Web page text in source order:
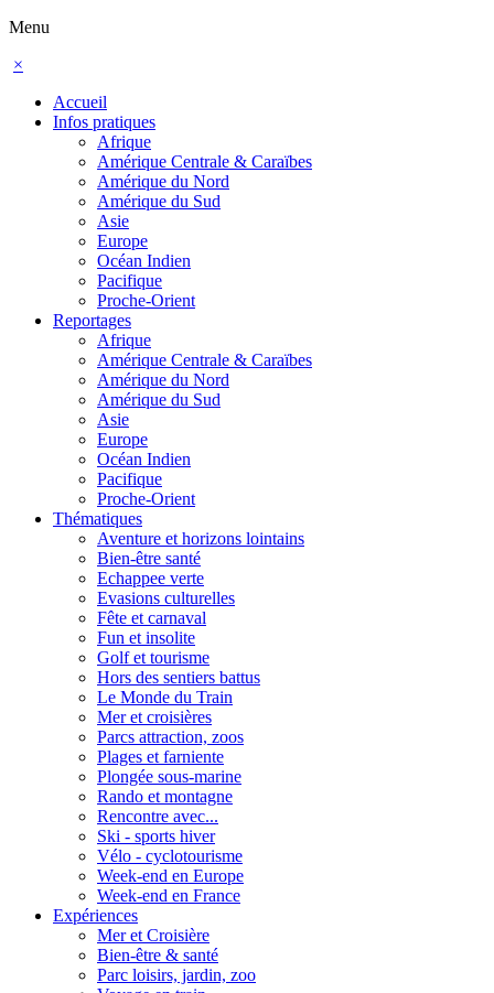
Menu
×
Accueil
Infos pratiques
Afrique
Amérique Centrale & Caraïbes
Amérique du Nord
Amérique du Sud
Asie
Europe
Océan Indien
Pacifique
Proche-Orient
Reportages
Afrique
Amérique Centrale & Caraïbes
Amérique du Nord
Amérique du Sud
Asie
Europe
Océan Indien
Pacifique
Proche-Orient
Thématiques
Aventure et horizons lointains
Bien-être santé
Echappee verte
Evasions culturelles
Fête et carnaval
Fun et insolite
Golf et tourisme
Hors des sentiers battus
Le Monde du Train
Mer et croisières
Parcs attraction, zoos
Plages et farniente
Plongée sous-marine
Rando et montagne
Rencontre avec...
Ski - sports hiver
Vélo - cyclotourisme
Week-end en Europe
Week-end en France
Expériences
Mer et Croisière
Bien-être & santé
Parc loisirs, jardin, zoo